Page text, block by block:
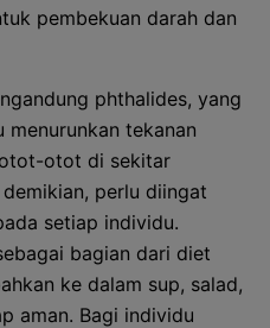
pembekuan darah dan
phthalides, yang
tekanan
otot di sekitar
perlu diingat
setiap individu.
bagian dari diet
ke dalam sup, salad,
aman. Bagi individu